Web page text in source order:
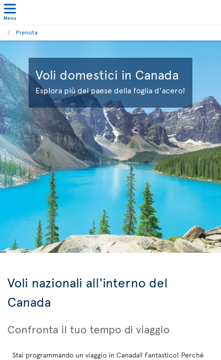
Menu
Prenota
Voli domestici in Canada
Esplora più del paese della foglia d'acero!
Voli nazionali all'interno del
Canada
Confronta il tuo tempo di viaggio
Stai programmando un viaggio in Canada? Fantastico! Perché